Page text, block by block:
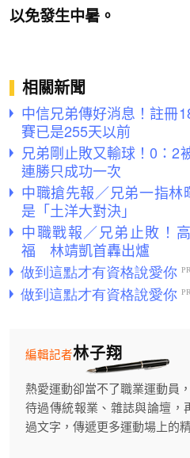
以免發生中暑。
相關新聞
中信兄弟傳好消息！註
賽已是255天以前
兄弟剛止敗又輸球！0：
連勝只成功一次
中職搶先報／兄弟一指
是「土洋大對決」
中職戰報／兄弟止敗！
福 林靖凱首轟出爐
林子翔
編輯記者
熱愛運動卻當不了職業運動員
待過傳統報業、雜誌與論壇，
過文字，傳遞更多運動場上的